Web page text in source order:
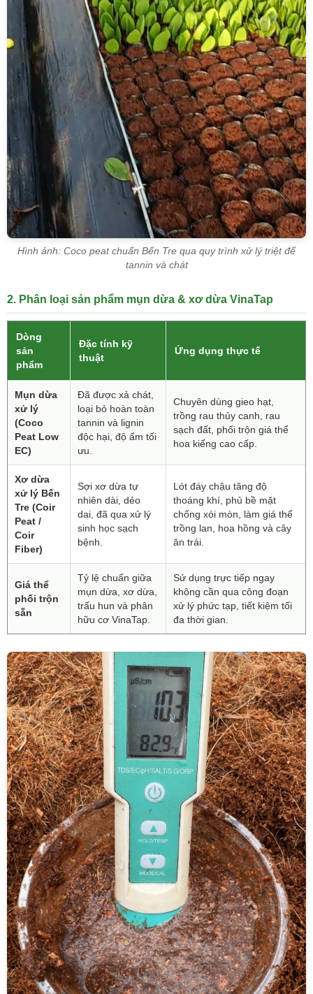
Hình ảnh: Coco peat chuẩn Bến Tre qua quy trình xử lý triệt để
tannin và chát
2. Phân loại sản phẩm mụn dừa & xơ dừa VinaTap
Dòng
sản
phẩm
Đặc tính kỹ
thuật
Ứng dụng thực tế
Mụn dừa
xử lý
(Coco
Peat Low
EC)
Đã được xả chát,
loại bỏ hoàn toàn
tannin và lignin
độc hại, độ ẩm tối
ưu.
Chuyên dùng gieo hạt,
trồng rau thủy canh, rau
sạch đất, phối trộn giá thể
hoa kiểng cao cấp.
Xơ dừa
xử lý Bến
Tre (Coir
Peat /
Coir
Fiber)
Sợi xơ dừa tự
nhiên dài, dẻo
dai, đã qua xử lý
sinh học sạch
bệnh.
Lót đáy chậu tăng độ
thoáng khí, phủ bề mặt
chống xói mòn, làm giá thể
trồng lan, hoa hồng và cây
ăn trái.
Giá thể
phối trộn
sẵn
Tỷ lệ chuẩn giữa
mụn dừa, xơ dừa,
trấu hun và phân
hữu cơ VinaTap.
Sử dụng trực tiếp ngay
không cần qua công đoạn
xử lý phức tạp, tiết kiệm tối
đa thời gian.